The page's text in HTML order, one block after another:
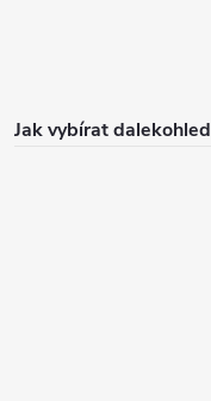
Jak vybírat dalekohled